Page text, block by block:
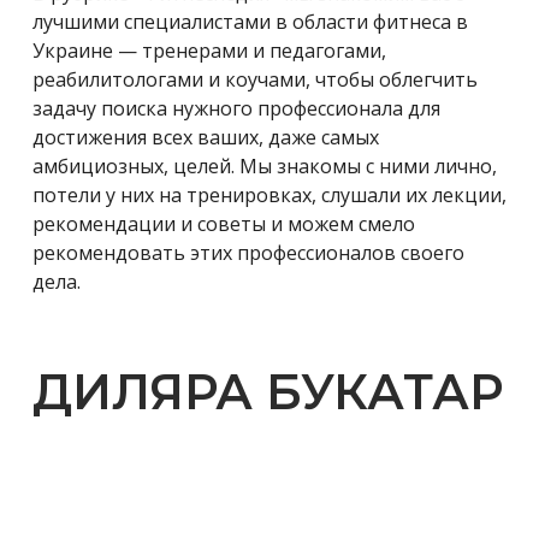
лучшими специалистами в области фитнеса в
Украине — тренерами и педагогами,
реабилитологами и коучами, чтобы облегчить
задачу поиска нужного профессионала для
достижения всех ваших, даже самых
амбициозных, целей. Мы знакомы с ними лично,
потели у них на тренировках, слушали их лекции,
рекомендации и советы и можем смело
рекомендовать этих профессионалов своего
дела.
ДИЛЯРА БУКАТАР